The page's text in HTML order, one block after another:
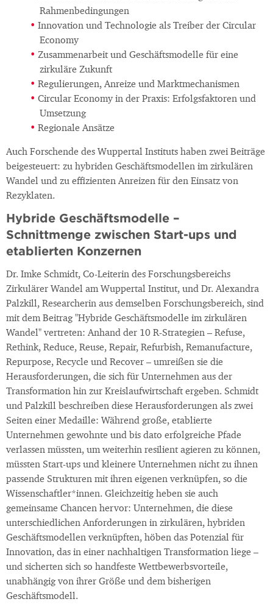
Rahmenbedingungen
Innovation und Technologie als Treiber der Circular
Economy
Zusammenarbeit und Geschäftsmodelle für eine
zirkuläre Zukunft
Regulierungen, Anreize und Marktmechanismen
Circular Economy in der Praxis: Erfolgsfaktoren und
Umsetzung
Regionale Ansätze
Auch Forschende des Wuppertal Instituts haben zwei Beiträge
beigesteuert: zu hybriden Geschäftsmodellen im zirkulären
Wandel und zu effizienten Anreizen für den Einsatz von
Rezyklaten.
Hybride Geschäftsmodelle –
Schnittmenge zwischen Start-ups und
etablierten Konzernen
Dr. Imke Schmidt, Co-Leiterin des Forschungsbereichs
Zirkulärer Wandel am Wuppertal Institut, und Dr. Alexandra
Palzkill, Researcherin aus demselben Forschungsbereich, sind
mit dem Beitrag "Hybride Geschäftsmodelle im zirkulären
Wandel" vertreten: Anhand der 10 R-Strategien – Refuse,
Rethink, Reduce, Reuse, Repair, Refurbish, Remanufacture,
Repurpose, Recycle und Recover – umreißen sie die
Herausforderungen, die sich für Unternehmen aus der
Transformation hin zur Kreislaufwirtschaft ergeben. Schmidt
und Palzkill beschreiben diese Herausforderungen als zwei
Seiten einer Medaille: Während große, etablierte
Unternehmen gewohnte und bis dato erfolgreiche Pfade
verlassen müssten, um weiterhin resilient agieren zu können,
müssten Start-ups und kleinere Unternehmen nicht zu ihnen
passende Strukturen mit ihren eigenen verknüpfen, so die
Wissenschaftler*innen. Gleichzeitig heben sie auch
gemeinsame Chancen hervor: Unternehmen, die diese
unterschiedlichen Anforderungen in zirkulären, hybriden
Geschäftsmodellen verknüpften, höben das Potenzial für
Innovation, das in einer nachhaltigen Transformation liege –
und sicherten sich so handfeste Wettbewerbsvorteile,
unabhängig von ihrer Größe und dem bisherigen
Geschäftsmodell.